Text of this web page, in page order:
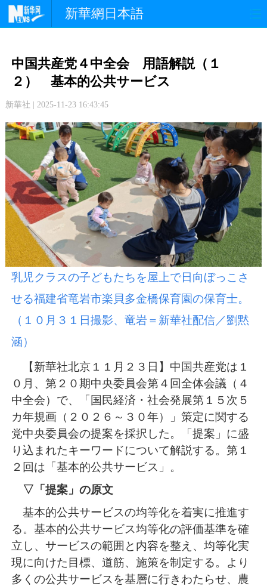
新華網日本語
文 化 観 光
中日交流
写 真
中国共産党４中全会 用語解説（１
２） 基本的公共サービス
新華社 | 2025-11-23 16:43:45
乳児クラスの子どもたちを屋上で日向ぼっこさ
せる福建省竜岩市楽貝多金橋保育園の保育士。
（１０月３１日撮影、竜岩＝新華社配信／劉黙
涵）
【新華社北京１１月２３日】中国共産党は１
０月、第２０期中央委員会第４回全体会議（４
中全会）で、「国民経済・社会発展第１５次５
カ年規画（２０２６～３０年）」策定に関する
党中央委員会の提案を採択した。「提案」に盛
り込まれたキーワードについて解説する。第１
２回は「基本的公共サービス」。
▽「提案」の原文
基本的公共サービスの均等化を着実に推進す
る。基本的公共サービス均等化の評価基準を確
立し、サービスの範囲と内容を整え、均等化実
現に向けた目標、道筋、施策を制定する。より
多くの公共サービスを基層に行きわたらせ、農